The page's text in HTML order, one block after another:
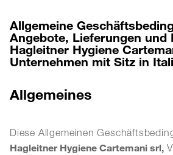
Allgemeine
Angebote, Lieferungen und
Hagleitner Hygiene
Unternehmen mit Sitz in
Allgemeines
Diese Allgemeinen
Hagleitner Hygiene Cartemani srl,